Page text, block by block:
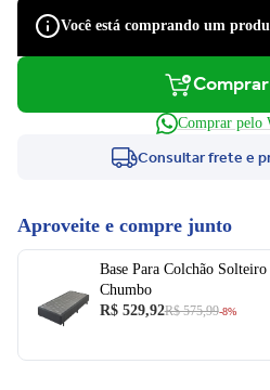
Você está comprando um
São produtos com desconto de várias
tiveram suas embalagens danificadas,
estoque, não tendo nenhum dano.
fabricação.
Ficou com dúvida e não quer perder
Entre em contato para saber mais do
Comprar pelo
Consultar frete e
Aproveite e compre junto
Base Para Colchão
Chumbo
R$ 529,92R$ 575,99-8%